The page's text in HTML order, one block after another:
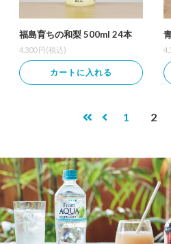
福島育ちの和梨 500ml 24本
4,300 円(税込)
カートに入れる
1 2